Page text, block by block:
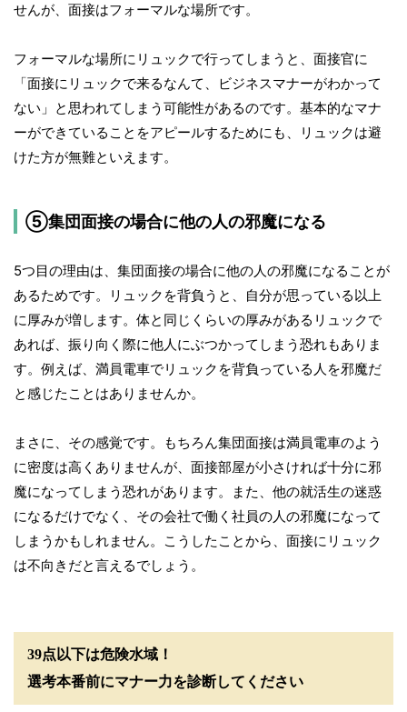
せんが、面接はフォーマルな場所です。
フォーマルな場所にリュックで行ってしまうと、面接官に
「面接にリュックで来るなんて、ビジネスマナーがわかって
ない」と思われてしまう可能性があるのです。基本的なマナ
ーができていることをアピールするためにも、リュックは避
けた方が無難といえます。
⑤集団面接の場合に他の人の邪魔になる
5つ目の理由は、集団面接の場合に他の人の邪魔になることが
あるためです。リュックを背負うと、自分が思っている以上
に厚みが増します。体と同じくらいの厚みがあるリュックで
あれば、振り向く際に他人にぶつかってしまう恐れもありま
す。例えば、満員電車でリュックを背負っている人を邪魔だ
と感じたことはありませんか。
まさに、その感覚です。もちろん集団面接は満員電車のよう
に密度は高くありませんが、面接部屋が小さければ十分に邪
魔になってしまう恐れがあります。また、他の就活生の迷惑
になるだけでなく、その会社で働く社員の人の邪魔になって
しまうかもしれません。こうしたことから、面接にリュック
は不向きだと言えるでしょう。
39点以下は危険水域！
選考本番前にマナー力を診断してください